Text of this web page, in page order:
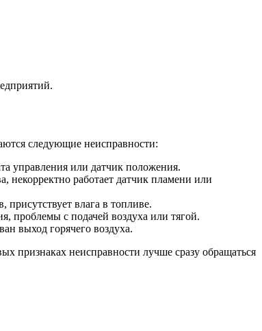
следующие неисправности:
управления или датчик положения.
некорректно работает датчик пламени или
влага в топливе.
проблемы с подачей воздуха или тягой.
выход горячего воздуха.
признаках неисправности лучше сразу обращаться